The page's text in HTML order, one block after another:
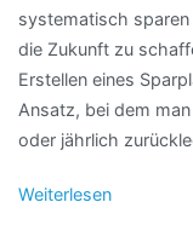
systematisch sparen
die Zukunft zu
Erstellen eines
Ansatz, bei dem
oder jährlich
Weiterlesen